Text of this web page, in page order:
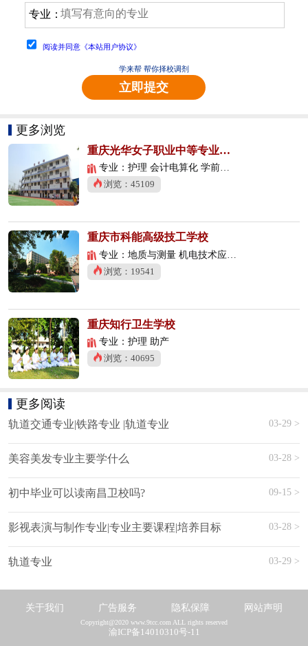
专业：
阅读并同意《本站用户协议》
学来帮 帮你择校调剂
立即提交
更多浏览
重庆光华女子职业中等专业学校
专业：护理 会计电算化 学前教育
浏览：45109
重庆市科能高级技工学校
专业：地质与测量 机电技术应用 数控技术应用
浏览：19541
重庆知行卫生学校
专业：护理 助产
浏览：40695
更多阅读
轨道交通专业|铁路专业 |轨道专业 03-29 >
美容美发专业主要学什么 03-28 >
初中毕业可以读南昌卫校吗? 09-15 >
影视表演与制作专业|专业主要课程|培养目标 03-28 >
轨道专业 03-29 >
关于我们 广告服务 隐私保障 网站声明
Copyright@2020 www.9tcc.com ALL rights reserved
渝ICP备14010310号-11